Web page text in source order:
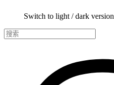
Switch to light / dark version